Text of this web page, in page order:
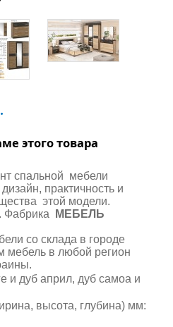
этого товара
спальной мебели
практичность и
этой модели.
Фабрика
МЕБЕЛЬ
со склада в городе
мебель в любой регион
и дуб април, дуб самоа и
высота, глубина) мм: